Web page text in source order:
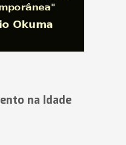
na Idade